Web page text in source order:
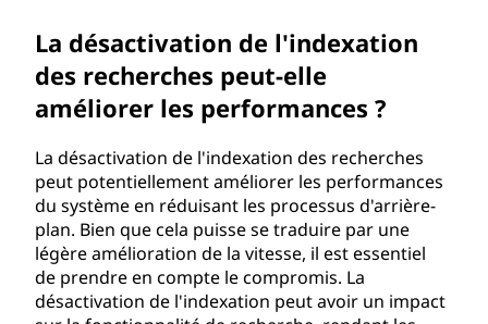
La désactivation de l'indexation
des recherches peut-elle
améliorer les performances ?
La désactivation de l'indexation des recherches
peut potentiellement améliorer les performances
du système en réduisant les processus d'arrière-
plan. Bien que cela puisse se traduire par une
légère amélioration de la vitesse, il est essentiel
de prendre en compte le compromis. La
désactivation de l'indexation peut avoir un impact